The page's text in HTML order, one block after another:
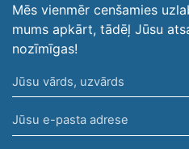
Mēs vienmēr cenšamies
mums apkārt, tādēļ Jūsu
nozīmīgas!
Jūsu
vārds,
uzvārds
Jūsu
e-